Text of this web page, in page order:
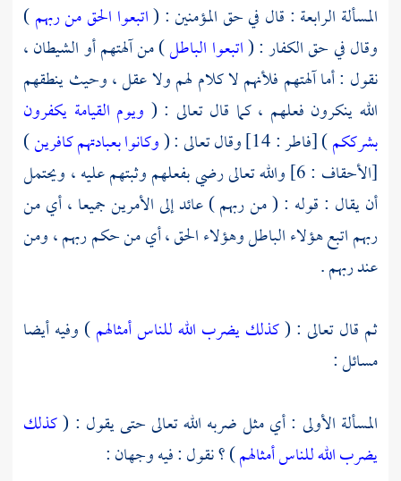
المسألة الرابعة : قال في حق المؤمنين : (اتبعوا الحق من ربهم)
وقال في حق الكفار : (اتبعوا الباطل) من آلهتهم أو الشيطان ،
نقول : أما آلهتهم فلأنهم لا كلام لهم ولا عقل ، وحيث ينطقهم
الله ينكرون فعلهم ، كما قال تعالى : ( ويوم القيامة يكفرون
بشرككم) [فاطر : 14] وقال تعالى : ( وكانوا بعبادتهم كافرين)
[الأحقاف : 6] والله تعالى رضي بفعلهم وثبتهم عليه ، ويحتمل
أن يقال : قوله : ( من ربهم ) عائد إلى الأمرين جميعا ، أي من
ربهم اتبع هؤلاء الباطل وهؤلاء الحق ، أي من حكم ربهم ، ومن
عند ربهم .
ثم قال تعالى : (كذلك يضرب الله للناس أمثالهم) وفيه أيضا
مسائل :
المسألة الأولى : أي مثل ضربه الله تعالى حتى يقول : (كذلك
يضرب الله للناس أمثالهم) ؟ نقول : فيه وجهان :